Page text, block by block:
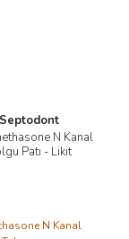
Septodont
N Kanal
Patı - Likit